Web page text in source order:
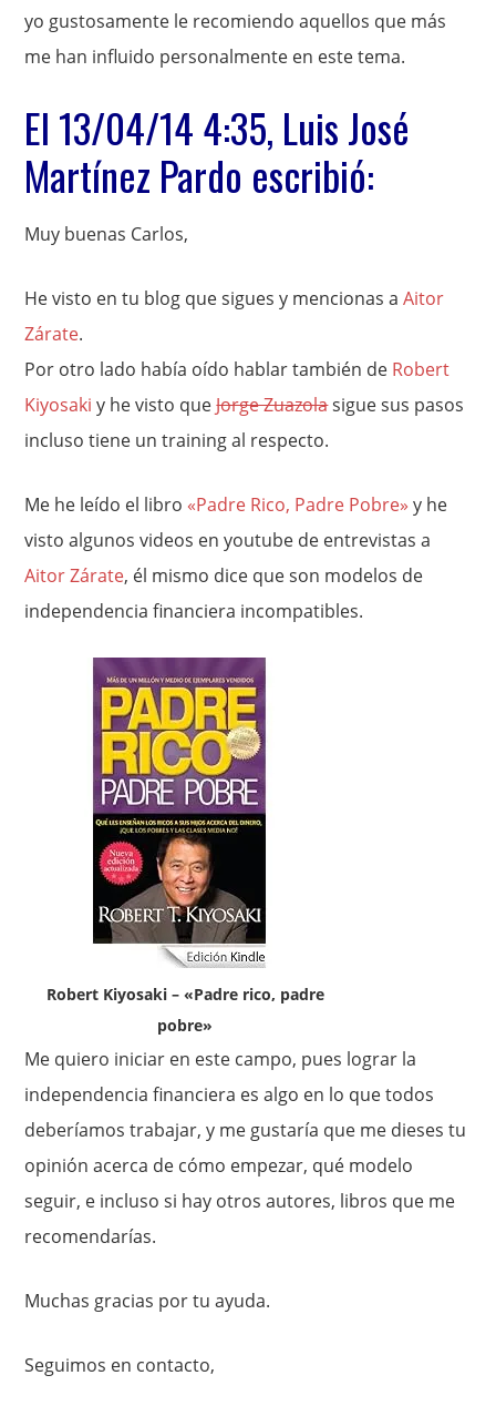
yo gustosamente le recomiendo aquellos que más
me han influido personalmente en este tema.
El 13/04/14 4:35, Luis José
Martínez Pardo escribió:
Muy buenas Carlos,
He visto en tu blog que sigues y mencionas aAitor
Zárate.
Por otro lado había oído hablar también de Robert
Kiyosaki y he visto queJorge Zuazolasigue sus pasos
incluso tiene un training al respecto.
Me he leído el libro «Padre Rico, Padre Pobre» y he
visto algunos videos en youtube de entrevistas a
Aitor Zárate, él mismo dice que son modelos de
independencia financiera incompatibles.
Robert Kiyosaki – «Padre rico, padre
pobre»
Me quiero iniciar en este campo, pues lograr la
independencia financiera es algo en lo que todos
deberíamos trabajar, y me gustaría que me dieses tu
opinión acerca de cómo empezar, qué modelo
seguir, e incluso si hay otros autores, libros que me
recomendarías.
Muchas gracias por tu ayuda.
Seguimos en contacto,